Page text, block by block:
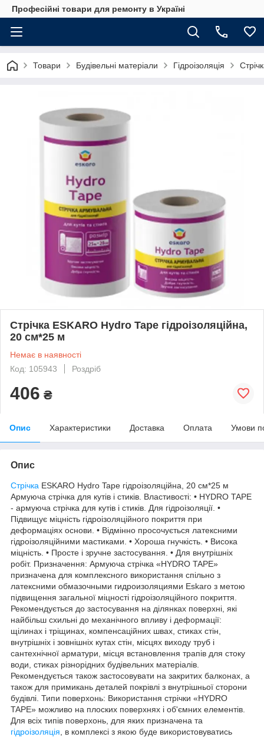
Професійні товари для ремонту в Україні
Товари Будівельні матеріали Гідроізоляція
Стрічка ESKARO Hydro Tape гідроізоляційна,
20 см*25 м
Немає в наявності
Код: 105943
Роздріб
406 ₴
Опис Характеристики Доставка Оплата Умови
Опис
Стрічка ESKARO Hydro Tape гідроізоляційна, 20 см*25 м
Армуюча стрічка для кутів і стиків. Властивості: • HYDRO TAPE
- армуюча стрічка для кутів і стиків. Для гідроізоляції. •
Підвищує міцність гідроізоляційного покриття при
деформаціях основи. • Відмінно просочується латексними
гідроізоляційними мастиками. • Хороша гнучкість. • Висока
міцність. • Просте і зручне застосування. • Для внутрішніх
робіт. Призначення: Армуюча стрічка «HYDRO TAPE»
призначена для комплексного використання спільно з
латексними обмазочными гидроизоляциями Eskaro з метою
підвищення загальної міцності гідроізоляційного покриття.
Рекомендується до застосування на ділянках поверхні, які
найбільш схильні до механічного впливу і деформації:
щілинах і тріщинах, компенсаційних швах, стиках стін,
внутрішніх і зовнішніх кутах стін, місцях виходу труб і
сантехнічної арматури, місця встановлення трапів для стоку
води, стиках різнорідних будівельних матеріалів.
Рекомендується також застосовувати на закритих балконах, а
також для примикань деталей покрівлі з внутрішньої сторони
будівлі. Типи поверхонь: Використання стрічки «HYDRO
TAPE» можливо на плоских поверхнях і об'ємних елементів.
Для всіх типів поверхонь, для яких призначена та
гідроізоляція , в комплексі з якою буде використовуватись